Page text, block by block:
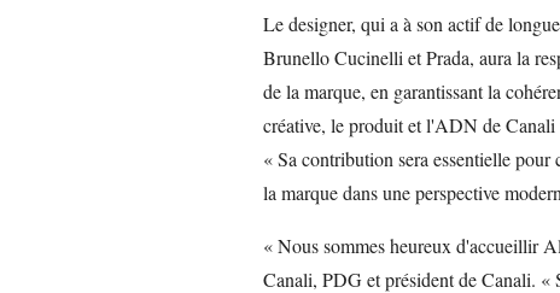
Le designer, qui a à son actif de
Brunello Cucinelli et Prada, aura la
de la marque, en garantissant la
créative, le produit et l'ADN de
« Sa contribution sera essentielle pour
la marque dans une perspective
« Nous sommes heureux d'accueillir
Canali, PDG et président de Canali. «